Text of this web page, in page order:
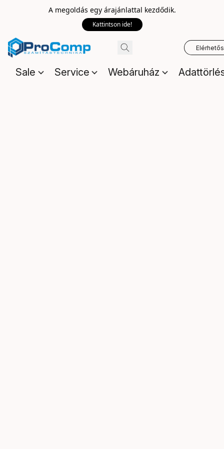
A megoldás egy árajánlattal kezdődik.
Kattintson ide!
Sale Service Webáruház